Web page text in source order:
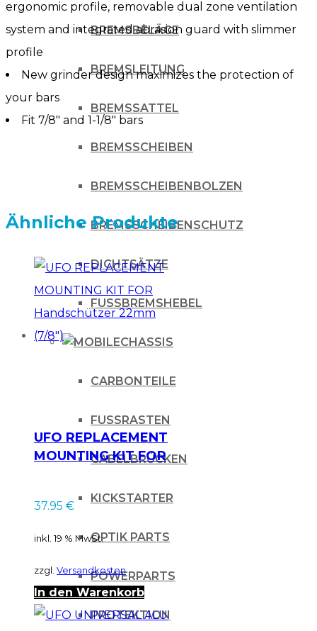
BREMSBELÄGE
BREMSLEITUNG
BREMSSATTEL
BREMSSCHEIBEN
BREMSSCHEIBENBOLZEN
BREMSSCHEIBENSCHUTZ
DICHTSÄTZE
FUSSBREMSHEBEL
CHASSIS
CARBONTEILE
FUSSRASTEN
GABELBRÜCKEN
KICKSTARTER
OPTIK PARTS
POWERPARTS
PROTEKTION
ergonomic profile, removable dual zone ventilation
system and integrated abrasion guard with slimmer
profile
New grinder design maximizes the protection of
your bars
Fit 7/8″ and 1-1/8″ bars
Ähnliche Produkte
UFO REPLACEMENT
MOUNTING KIT FOR
22mm (7/8″)
37.95 €
inkl. 19 % MwSt.
zzgl. Versandkosten
In den Warenkorb